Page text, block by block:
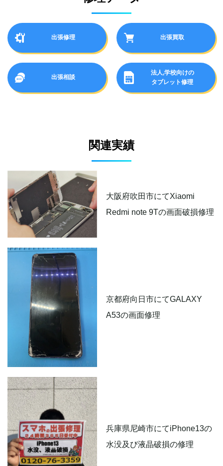
出張修理 出張買取
出張相談
法人,学校向けの
タブレット修理
関連実績
大阪府吹田市にてXiaomi
Redmi note 9Tの画面破損修理
京都府向日市にてGALAXY
A53の画面修理
兵庫県尼崎市にてiPhone13の
水没及び液晶破損の修理